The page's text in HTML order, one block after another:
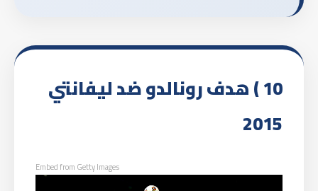
10 ) هدف رونالدو ضد ليفانتي
2015
Embed from Getty Images